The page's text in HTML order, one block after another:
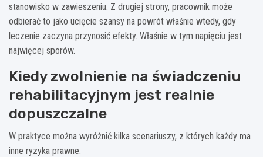
stanowisko w zawieszeniu. Z drugiej strony, pracownik może
odbierać to jako ucięcie szansy na powrót właśnie wtedy, gdy
leczenie zaczyna przynosić efekty. Właśnie w tym napięciu jest
najwięcej sporów.
Kiedy zwolnienie na świadczeniu
rehabilitacyjnym jest realnie
dopuszczalne
W praktyce można wyróżnić kilka scenariuszy, z których każdy ma
inne ryzyka prawne.